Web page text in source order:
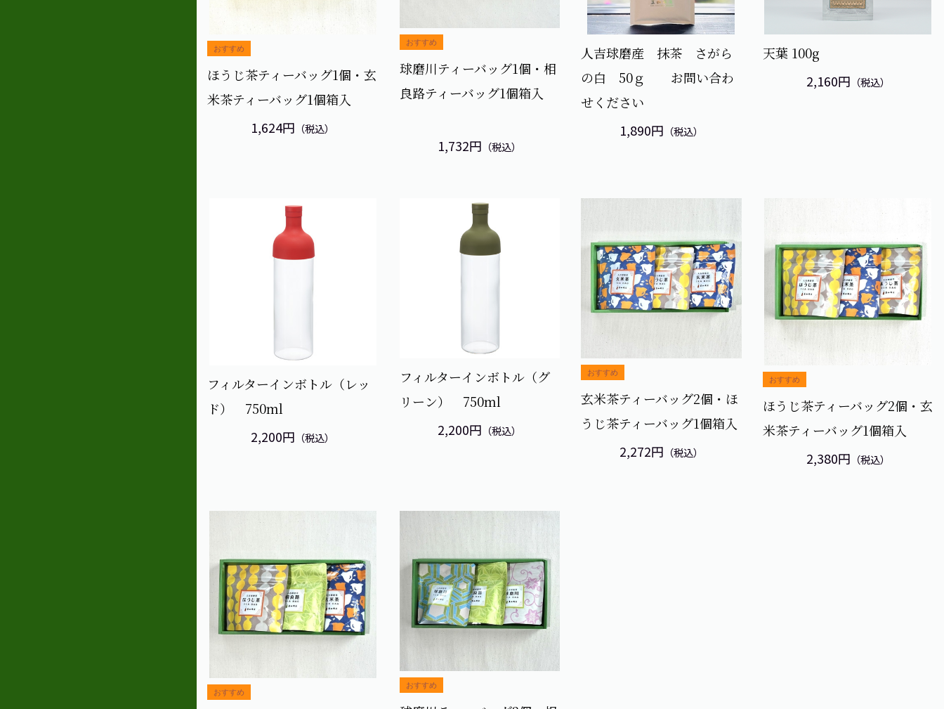
ほうじ茶ティーバッグ1個・玄
米茶ティーバッグ1個箱入
1,624円 （税込）
球磨川ティーバッグ1個・相
良路ティーバッグ1個箱入
1,732円 （税込）
人吉球磨産 抹茶 さがら
の白 50ｇ お問い合わ
せください
1,890円 （税込）
天葉 100g
2,160円 （税込）
フィルターインボトル（レッ
ド） 750ml
2,200円 （税込）
フィルターインボトル（グ
リーン） 750ml
2,200円 （税込）
玄米茶ティーバッグ2個・ほ
うじ茶ティーバッグ1個箱入
2,272円 （税込）
ほうじ茶ティーバッグ2個・玄
米茶ティーバッグ1個箱入
2,380円 （税込）